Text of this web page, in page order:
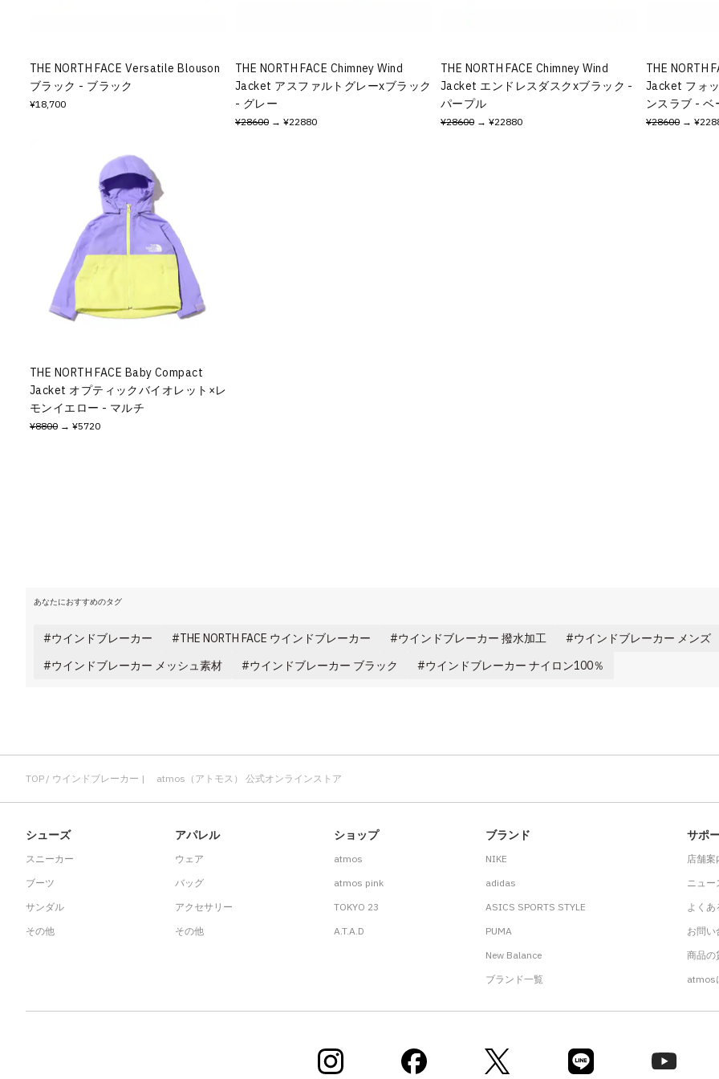
THE NORTH FACE Versatile Blouson
ブラック - ブラック
¥18,700
THE NORTH FACE Chimney Wind
Jacket アスファルトグレーxブラック
- グレー
¥28600 → ¥22880
THE NORTH FACE Chimney Wind
Jacket エンドレスダスクxブラック -
パープル
¥28600 → ¥22880
THE NORTH
Jacket フォ
ンスラブ - ベ
¥28600 →
THE NORTH FACE Baby Compact
Jacket オプティックバイオレット×レ
モンイエロー - マルチ
¥8800 → ¥5720
あなたにおすすめのタグ
ウインドブレーカー THE NORTH FACE ウインドブレーカー ウインドブレーカー 撥水加工 ウインドブレーカー メンズ
ウインドブレーカー メッシュ素材
ウインドブレーカー ブラック ウインドブレーカー ナイロン100％
TOP ウインドブレーカー | atmos（アトモス） 公式オンラインストア
シューズ
スニーカー
ブーツ
サンダル
その他
アパレル
ウェア
バッグ
アクセサリー
その他
ショップ
atmos
atmos pink
TOKYO 23
A.T.A.D
ブランド
NIKE
adidas
ASICS SPORTS STYLE
PUMA
New Balance
ブランド一覧
サポ
店舗案
ニュー
よくあ
お問い
商品の
atmos